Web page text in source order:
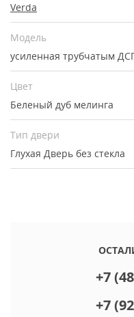
Verda
Модель
усиленная трубчатым
Цвет
Беленый дуб мелинга
Тип двери
Глухая Дверь без стекла
+7
+7